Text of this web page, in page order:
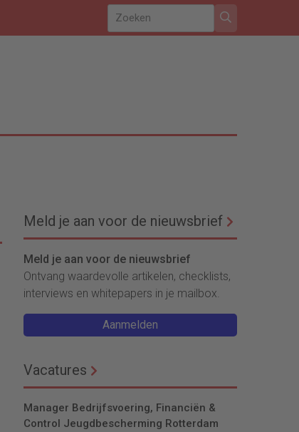
Meld je aan voor de nieuwsbrief
Meld je aan voor de nieuwsbrief
Ontvang waardevolle artikelen, checklists,
interviews en whitepapers in je mailbox.
Aanmelden
Vacatures
Manager Bedrijfsvoering, Financiën &
Control Jeugdbescherming Rotterdam